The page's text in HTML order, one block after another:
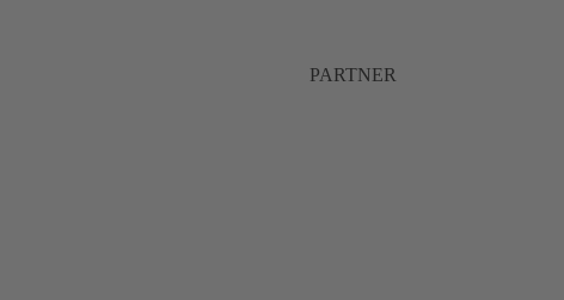
PARTNER